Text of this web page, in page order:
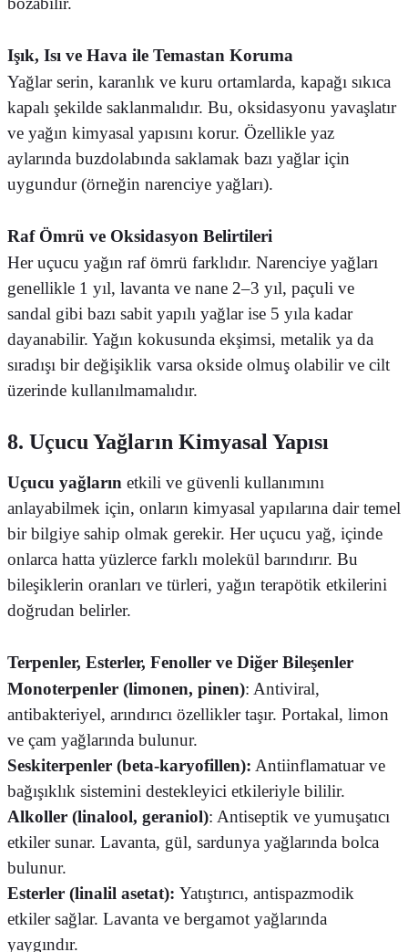
Işık, Isı ve Hava ile Temastan Koruma
Yağlar serin, karanlık ve kuru ortamlarda, kapağı sıkıca
kapalı şekilde saklanmalıdır. Bu, oksidasyonu yavaşlatır
ve yağın kimyasal yapısını korur. Özellikle yaz
aylarında buzdolabında saklamak bazı yağlar için
uygundur (örneğin narenciye yağları).
Raf Ömrü ve Oksidasyon Belirtileri
Her uçucu yağın raf ömrü farklıdır. Narenciye yağları
genellikle 1 yıl, lavanta ve nane 2–3 yıl, paçuli ve
sandal gibi bazı sabit yapılı yağlar ise 5 yıla kadar
dayanabilir. Yağın kokusunda ekşimsi, metalik ya da
sıradışı bir değişiklik varsa okside olmuş olabilir ve cilt
üzerinde kullanılmamalıdır.
8. Uçucu Yağların Kimyasal Yapısı
Uçucu yağların etkili ve güvenli kullanımını
anlayabilmek için, onların kimyasal yapılarına dair temel
bir bilgiye sahip olmak gerekir. Her uçucu yağ, içinde
onlarca hatta yüzlerce farklı molekül barındırır. Bu
bileşiklerin oranları ve türleri, yağın terapötik etkilerini
doğrudan belirler.
Terpenler, Esterler, Fenoller ve Diğer Bileşenler
Monoterpenler (limonen, pinen): Antiviral,
antibakteriyel, arındırıcı özellikler taşır. Portakal, limon
ve çam yağlarında bulunur.
Seskiterpenler (beta-karyofillen): Antiinflamatuar ve
bağışıklık sistemini destekleyici etkileriyle bililir.
Alkoller (linalool, geraniol): Antiseptik ve yumuşatıcı
etkiler sunar. Lavanta, gül, sardunya yağlarında bolca
bulunur.
Esterler (linalil asetat): Yatıştırıcı, antispazmodik
etkiler sağlar. Lavanta ve bergamot yağlarında
yaygındır.